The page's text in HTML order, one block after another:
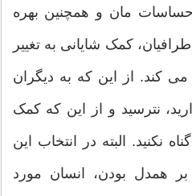
مان و همچنین بهره
کمک شایانی به تغییر
کند. از این که به دیگران
نترسید و از این که کمک
نکنید. البته در انتخاب این
همدل بودن، انسان مورد